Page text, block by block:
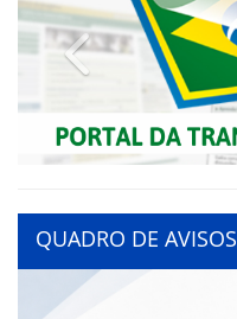
Previous
QUADRO DE AVISOS